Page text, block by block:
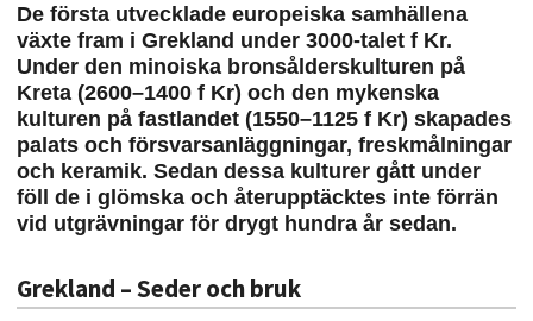
De första utvecklade europeiska samhällena
växte fram i Grekland under 3000-talet f Kr.
Under den minoiska bronsålderskulturen på
Kreta (2600–1400 f Kr) och den mykenska
kulturen på fastlandet (1550–1125 f Kr) skapades
palats och försvarsanläggningar, freskmålningar
och keramik. Sedan dessa kulturer gått under
föll de i glömska och återupptäcktes inte förrän
vid utgrävningar för drygt hundra år sedan.
Grekland – Seder och bruk